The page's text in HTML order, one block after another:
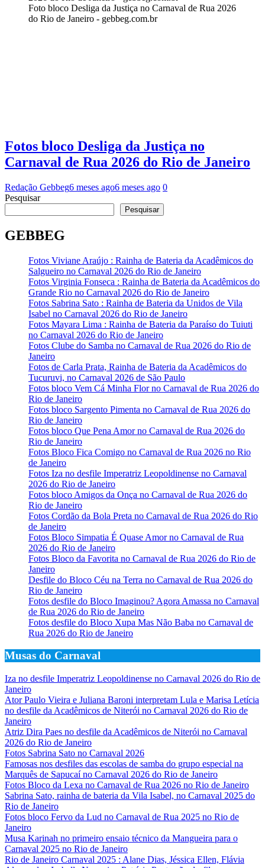
Foto bloco Desliga da Justiça no Carnaval de Rua 2026
do Rio de Janeiro - gebbeg.com.br
Fotos bloco Desliga da Justiça no
Carnaval de Rua 2026 do Rio de Janeiro
Redação Gebbeg6 meses ago6 meses ago 0
Pesquisar
Pesquisar
GEBBEG
Fotos Viviane Araújo : Rainha de Bateria da Acadêmicos do
Salgueiro no Carnaval 2026 do Rio de Janeiro
Fotos Virginia Fonseca : Rainha de Bateria da Acadêmicos do
Grande Rio no Carnaval 2026 do Rio de Janeiro
Fotos Sabrina Sato : Rainha de Bateria da Unidos de Vila
Isabel no Carnaval 2026 do Rio de Janeiro
Fotos Mayara Lima : Rainha de Bateria da Paraíso do Tuiuti
no Carnaval 2026 do Rio de Janeiro
Fotos Clube do Samba no Carnaval de Rua 2026 do Rio de
Janeiro
Fotos de Carla Prata, Rainha de Bateria da Acadêmicos do
Tucuruvi, no Carnaval 2026 de São Paulo
Fotos bloco Vem Cá Minha Flor no Carnaval de Rua 2026 do
Rio de Janeiro
Fotos bloco Sargento Pimenta no Carnaval de Rua 2026 do
Rio de Janeiro
Fotos bloco Que Pena Amor no Carnaval de Rua 2026 do
Rio de Janeiro
Fotos Bloco Fica Comigo no Carnaval de Rua 2026 no Rio
de Janeiro
Fotos Iza no desfile Imperatriz Leopoldinense no Carnaval
2026 do Rio de Janeiro
Fotos bloco Amigos da Onça no Carnaval de Rua 2026 do
Rio de Janeiro
Fotos Cordão da Bola Preta no Carnaval de Rua 2026 do Rio
de Janeiro
Fotos Bloco Simpatia É Quase Amor no Carnaval de Rua
2026 do Rio de Janeiro
Fotos Bloco da Favorita no Carnaval de Rua 2026 do Rio de
Janeiro
Desfile do Bloco Céu na Terra no Carnaval de Rua 2026 do
Rio de Janeiro
Fotos desfile do Bloco Imaginou? Agora Amassa no Carnaval
de Rua 2026 do Rio de Janeiro
Fotos desfile do Bloco Xupa Mas Não Baba no Carnaval de
Rua 2026 do Rio de Janeiro
Musas do Carnaval
Iza no desfile Imperatriz Leopoldinense no Carnaval 2026 do Rio de
Janeiro
Ator Paulo Vieira e Juliana Baroni interpretam Lula e Marisa Letícia
no desfile da Acadêmicos de Niterói no Carnaval 2026 do Rio de
Janeiro
Atriz Dira Paes no desfile da Acadêmicos de Niterói no Carnaval
2026 do Rio de Janeiro
Fotos Sabrina Sato no Carnaval 2026
Famosas nos desfiles das escolas de samba do grupo especial na
Marquês de Sapucaí no Carnaval 2026 do Rio de Janeiro
Fotos Bloco da Lexa no Carnaval de Rua 2026 no Rio de Janeiro
Sabrina Sato, rainha de bateria da Vila Isabel, no Carnaval 2025 do
Rio de Janeiro
Fotos bloco Fervo da Lud no Carnaval de Rua 2025 no Rio de
Janeiro
Musa Karinah no primeiro ensaio técnico da Mangueira para o
Carnaval 2025 no Rio de Janeiro
Rio de Janeiro Carnaval 2025 : Alane Dias, Jéssica Ellen, Flávia